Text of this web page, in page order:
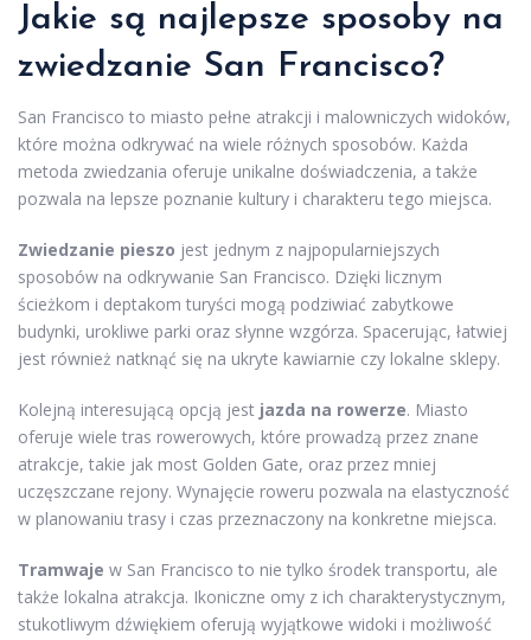
Jakie są najlepsze sposoby na
zwiedzanie San Francisco?
San Francisco to miasto pełne atrakcji i malowniczych widoków,
które można odkrywać na wiele różnych sposobów. Każda
metoda zwiedzania oferuje unikalne doświadczenia, a także
pozwala na lepsze poznanie kultury i charakteru tego miejsca.
Zwiedzanie pieszo jest jednym z najpopularniejszych
sposobów na odkrywanie San Francisco. Dzięki licznym
ścieżkom i deptakom turyści mogą podziwiać zabytkowe
budynki, urokliwe parki oraz słynne wzgórza. Spacerując, łatwiej
jest również natknąć się na ukryte kawiarnie czy lokalne sklepy.
Kolejną interesującą opcją jest jazda na rowerze. Miasto
oferuje wiele tras rowerowych, które prowadzą przez znane
atrakcje, takie jak most Golden Gate, oraz przez mniej
uczęszczane rejony. Wynajęcie roweru pozwala na elastyczność
w planowaniu trasy i czas przeznaczony na konkretne miejsca.
Tramwaje w San Francisco to nie tylko środek transportu, ale
także lokalna atrakcja. Ikoniczne omy z ich charakterystycznym,
stukotliwym dźwiękiem oferują wyjątkowe widoki i możliwość